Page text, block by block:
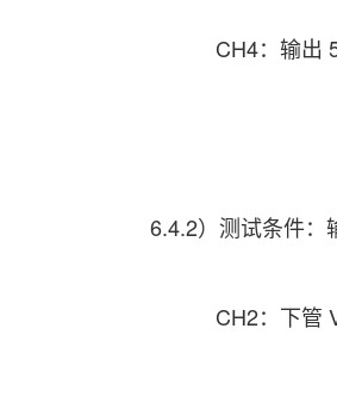
CH4：输出 5V 波
6.4.2）测试条件
CH2：下管